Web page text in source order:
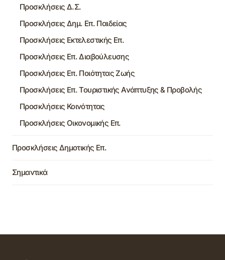
Προσκλήσεις Δ.Σ.
Προσκλήσεις Δημ. Επ. Παιδείας
Προσκλήσεις Εκτελεστικής Επ.
Προσκλήσεις Επ. Διαβούλευσης
Προσκλήσεις Επ. Ποιότητας Ζωής
Προσκλήσεις Επ. Τουριστικής Ανάπτυξης & Προβολής
Προσκλήσεις Κοινότητας
Προσκλήσεις Οικονομικής Επ.
Προσκλήσεις Δημοτικής Επ.
Σημαντικά